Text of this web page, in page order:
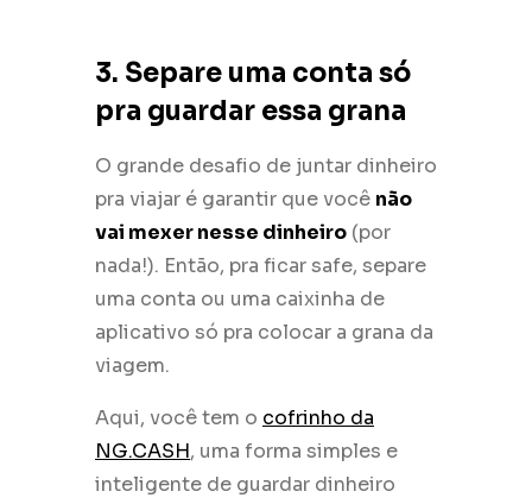
3. Separe uma conta só
pra guardar essa grana
O grande desafio de juntar dinheiro
pra viajar é garantir que você não
vai mexer nesse dinheiro (por
nada!). Então, pra ficar safe, separe
uma conta ou uma caixinha de
aplicativo só pra colocar a grana da
viagem.
Aqui, você tem o cofrinho da
NG.CASH, uma forma simples e
inteligente de guardar dinheiro